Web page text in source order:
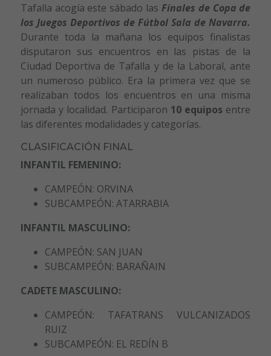
Tafalla acogía este sábado las Finales de Copa de
los Juegos Deportivos de Fútbol Sala de Navarra.
Durante toda la mañana los equipos finalistas
disputaron sus encuentros en las pistas de la
Ciudad Deportiva de Tafalla y de la Laboral, ante
un numeroso público. Era la primera vez que se
realizaban todos los encuentros en una misma
jornada y localidad. Participaron 10 equipos entre
las diferentes modalidades y categorías.
CLASIFICACIÓN FINAL
INFANTIL FEMENINO:
CAMPEÓN: ORVINA
SUBCAMPEÓN: ATARRABIA
INFANTIL MASCULINO:
CAMPEÓN: SAN JUAN
SUBCAMPEÓN: BARAÑAIN
CADETE MASCULINO:
CAMPEÓN: TAFATRANS VULCANIZADOS
RUIZ
SUBCAMPEÓN: EL REDÍN B